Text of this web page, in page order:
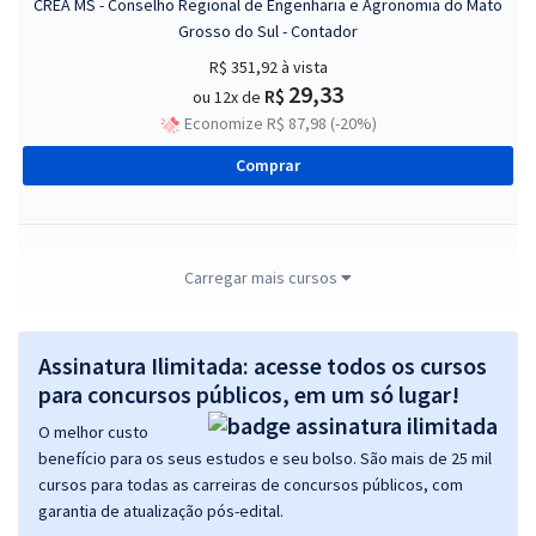
CREA MS - Conselho Regional de Engenharia e Agronomia do Mato
Grosso do Sul - Contador
R$ 351,92à vista
ou 12x de R$ 29,33
Economize R$ 87,98 (-20%)
Comprar
CREA MS - Conselho Regional de Engenharia e Agronomia do Mato
R$ 303,92à vista
ou 12x de R$25,33
Economize R$ 75,98 (-20%)
Comprar
Carregar mais cursos
Assinatura Ilimitada: acesse todos os cursos
para concursos públicos, em um só lugar!
O melhor custo
benefício para os seus estudos e seu bolso. São mais de 25 mil
cursos para todas as carreiras de concursos públicos, com
garantia de atualização pós-edital.